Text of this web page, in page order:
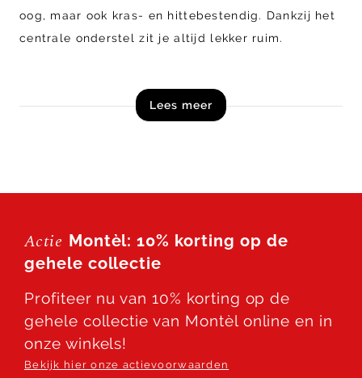
oog, maar ook kras- en hittebestendig. Dankzij het
centrale onderstel zit je altijd lekker ruim.
Lees meer
Actie Montèl: 10% korting op de
gehele collectie
Profiteer nu van 10% korting op de
gehele collectie van Montèl online en in
onze winkels!
Bekijk hier onze actievoorwaarden